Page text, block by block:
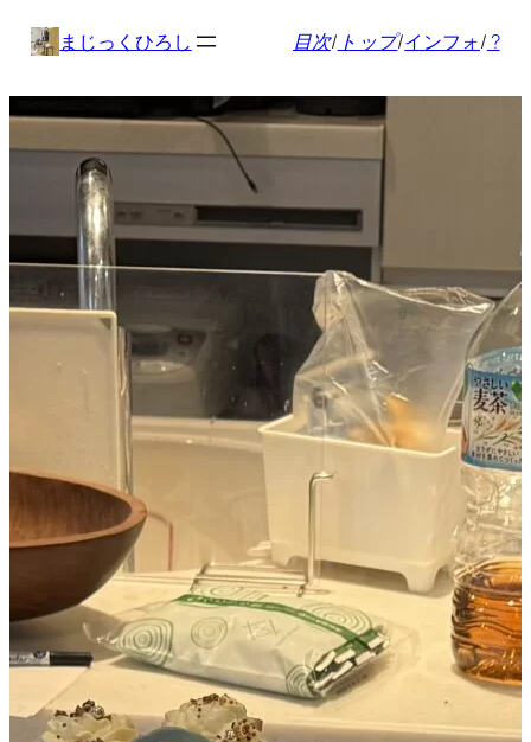
ス
キ
まじっくひろし 目次/ トップ/インフォ/ ?